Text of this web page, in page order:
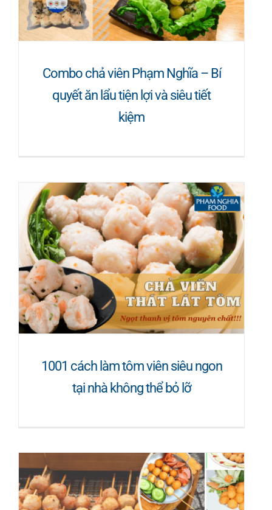
Combo chả viên Phạm Nghĩa – Bí
quyết ăn lẩu tiện lợi và siêu tiết
kiệm
1001 cách làm tôm viên siêu ngon
tại nhà không thể bỏ lỡ
1001 cách làm tôm viên siêu ngon
tại nhà không thể bỏ lỡ